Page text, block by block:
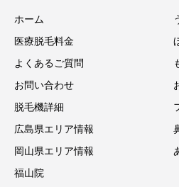
ホーム
医療脱毛料金
よくあるご質問
お問い合わせ
脱毛機詳細
広島県エリア情報
岡山県エリア情報
福山院